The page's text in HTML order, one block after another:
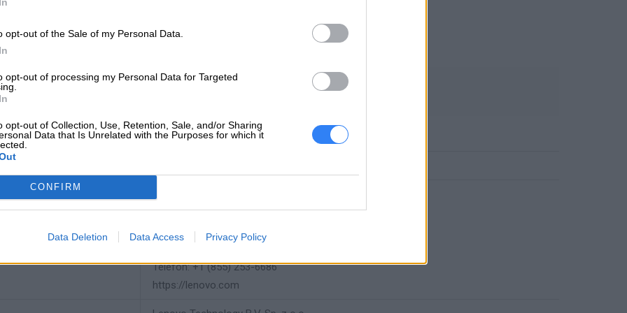
opt-out of the Sale of my Personal Data.
opt-out of processing my Personal Data for Targeted
opt-out of Collection, Use, Retention, Sale, and/or Sharing
Data that Is Unrelated with the Purposes for which it
CONFIRM
Data Deletion Data Access Privacy Policy
potwierdzenia kompatybilności baterii prosimy o kontakt, w celu weryfikacji.
INFORMACJE HANDLOWE
producenta
18001 Development Drive
Morrisville, NC 27560 USA
Telefon: +1 (855) 253-6686
https://lenovo.com